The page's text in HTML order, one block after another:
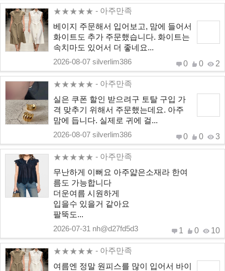
- 아주만족
베이지 주문해서 입어보고, 맘에 들어서
화이트도 추가 주문했습니다. 화이트는
속치마도 있어서 더 좋네요...
2026-08-07 silverlim386
0 0 2
- 아주만족
실은 쿠폰 할인 받으려구 토탈 구입 가
격 맞추기 위해서 주문했는데요. 아주
맘에 듭니다. 실제로 귀에 걸...
2026-08-07 silverlim386
0 0 3
- 아주만족
무난하게 이뻐요 아주얇은소재라 한여
름도 가능합니다
더운여름 시원하게
입을수 있을거 같아요
팔뚝도...
2026-07-31 nh@d27fd5d3
1 0 10
- 아주만족
여름엔 정말 원피스를 많이 입어서 바이